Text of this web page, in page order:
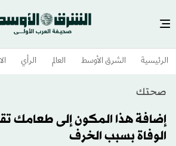
الرئيسية الشرق الأوسط​ العالم الرأي
صحتك
إضافة هذا المكون إلى طعامك
الوفاة بسبب الخرف